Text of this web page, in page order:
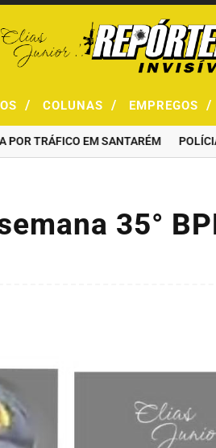
/ COLUNAS / EMPREGOS /
EM SANTARÉM POLÍCIA
35°